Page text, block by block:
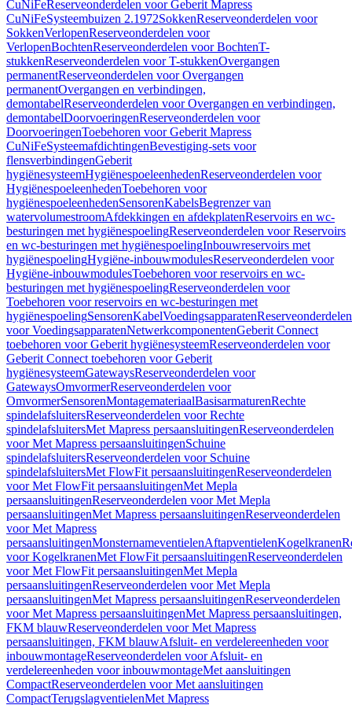
CuNiFeReserveonderdelen voor Geberit Mapress
CuNiFeSysteembuizen 2.1972SokkenReserveonderdelen voor
SokkenVerlopenReserveonderdelen voor
VerlopenBochtenReserveonderdelen voor BochtenT-
stukkenReserveonderdelen voor T-stukkenOvergangen
permanentReserveonderdelen voor Overgangen
permanentOvergangen en verbindingen,
demontabelReserveonderdelen voor Overgangen en verbindingen,
demontabelDoorvoeringenReserveonderdelen voor
DoorvoeringenToebehoren voor Geberit Mapress
CuNiFeSysteemafdichtingenBevestiging-sets voor
flensverbindingenGeberit
hygiënesysteemHygiënespoeleenhedenReserveonderdelen voor
HygiënespoeleenhedenToebehoren voor
hygiënespoeleenhedenSensorenKabelsBegrenzer van
watervolumestroomAfdekkingen en afdekplatenReservoirs en wc-
besturingen met hygiënespoelingReserveonderdelen voor Reservoirs
en wc-besturingen met hygiënespoelingInbouwreservoirs met
hygiënespoelingHygiëne-inbouwmodulesReserveonderdelen voor
Hygiëne-inbouwmodulesToebehoren voor reservoirs en wc-
besturingen met hygiënespoelingReserveonderdelen voor
Toebehoren voor reservoirs en wc-besturingen met
hygiënespoelingSensorenKabelVoedingsapparatenReserveonderdelen
voor VoedingsapparatenNetwerkcomponentenGeberit Connect
toebehoren voor Geberit hygiënesysteemReserveonderdelen voor
Geberit Connect toebehoren voor Geberit
hygiënesysteemGatewaysReserveonderdelen voor
GatewaysOmvormerReserveonderdelen voor
OmvormerSensorenMontagemateriaalBasisarmaturenRechte
spindelafsluitersReserveonderdelen voor Rechte
spindelafsluitersMet Mapress persaansluitingenReserveonderdelen
voor Met Mapress persaansluitingenSchuine
spindelafsluitersReserveonderdelen voor Schuine
spindelafsluitersMet FlowFit persaansluitingenReserveonderdelen
voor Met FlowFit persaansluitingenMet Mepla
persaansluitingenReserveonderdelen voor Met Mepla
persaansluitingenMet Mapress persaansluitingenReserveonderdelen
voor Met Mapress
persaansluitingenMonsternameventielenAftapventielenKogelkranen
voor KogelkranenMet FlowFit persaansluitingenReserveonderdelen
voor Met FlowFit persaansluitingenMet Mepla
persaansluitingenReserveonderdelen voor Met Mepla
persaansluitingenMet Mapress persaansluitingenReserveonderdelen
voor Met Mapress persaansluitingenMet Mapress persaansluitingen,
FKM blauwReserveonderdelen voor Met Mapress
persaansluitingen, FKM blauwAfsluit- en verdelereenheden voor
inbouwmontageReserveonderdelen voor Afsluit- en
verdelereenheden voor inbouwmontageMet aansluitingen
CompactReserveonderdelen voor Met aansluitingen
CompactTerugslagventielenMet Mapress